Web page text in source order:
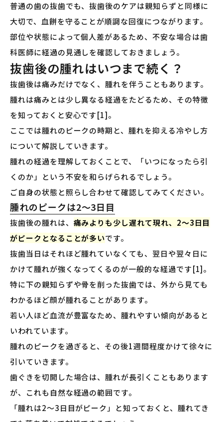
普通の歯の抜歯でも、抜歯後のケアは親知らずと同様に
大切で、血餅を守ることが順調な回復につながります。
部位や状態によって個人差があるため、不安な場合は歯
科医師に経過の見通しを確認しておきましょう。
抜歯後の腫れはいつまで続く？
抜歯後は痛みだけでなく、腫れを伴うこともあります。
腫れは痛みとは少し異なる経過をたどるため、その特徴
を知っておくと安心です[1]。
ここでは腫れのピークの時期と、腫れを抑える冷やし方
について解説していきます。
腫れの経過を理解しておくことで、「いつになったら引
くのか」という不安を和らげられるでしょう。
ご自身の状態と照らし合わせて確認してみてください。
腫れのピークは2〜3日目
抜歯後の腫れは、 痛みよりも少し遅れて現れ、2〜3日目
がピークとなることが多いです。
抜歯当日はそれほど腫れていなくても、翌日や翌々日に
かけて腫れが強くなってくるのが一般的な経過です[1]。
特に下の親知らずや骨を削った抜歯では、外から見ても
わかるほど顔が腫れることがあります。
若い人ほど血流が豊富なため、腫れやすい傾向があると
いわれています。
腫れのピークを過ぎると、その後1週間程度かけて徐々に
引いていきます。
歯ぐきを切開した場合は、腫れが長引くこともあります
が、これも自然な経過の範囲です。
「腫れは2〜3日目がピーク」と知っておくと、腫れてき